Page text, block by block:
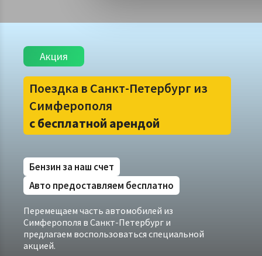
Акция
Поездка в Санкт-Петербург из
Симферополя
с бесплатной арендой
Бензин за наш счет
Авто предоставляем бесплатно
Перемещаем часть автомобилей из
Симферополя в Санкт-Петербург и
предлагаем воспользоваться специальной
акцией.